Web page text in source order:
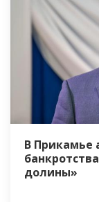
В Прикамье
долины»